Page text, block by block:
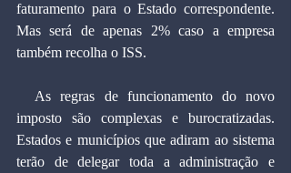
faturamento para o Estado correspondente.
Mas será de apenas 2% caso a empresa
também recolha o ISS.
imposto são complexas e burocratizadas.
Estados e municípios que adiram ao sistema
terão de delegar toda a administração e